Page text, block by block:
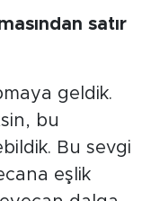
satır
geldik.
bu
Bu sevgi
eşlik